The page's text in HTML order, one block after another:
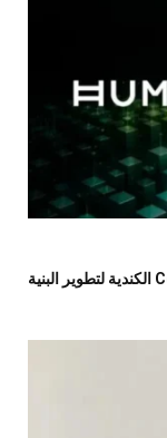
شركة Humain السعودية تعقد شراكة مع Cohere الكندية لتطوير البنية